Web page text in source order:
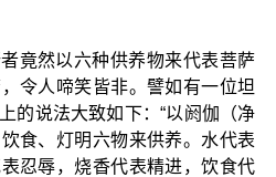
竟然以六种供养物来代表菩萨
令人啼笑皆非。譬如有一位坦
的说法大致如下：“以阏伽（净
食、灯明六物来供养。水代表
忍辱，烧香代表精进，饮食代